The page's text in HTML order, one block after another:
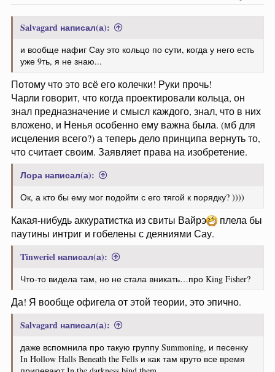
Salvagard написал(а):
и вообще нафиг Сау это кольцо по сути, когда у него есть
уже 9ть, я не знаю...
Потому что это всё его колечки! Руки прочь!
Чарли говорит, что когда проектировали кольца, он
знал предназначение и смысл каждого, знал, что в них
вложено, и Ненья особенно ему важна была. (мб для
исцеления всего?) а теперь дело принципа вернуть то,
что считает своим. Заявляет права на изобретение.
Лора написал(а):
Ок, а кто бы ему мог подойти с его тягой к порядку? ))))
Какая-нибудь аккуратистка из свиты Вайрэ
плела бы
паутины интриг и гобелены с деяниями Сау.
Tinweriel написал(а):
Что-то видела там, но не стала вникать…про King Fisher?
Да! Я вообще офигела от этой теории, это эпично.
Salvagard написал(а):
даже вспомнила про такую группу Summoning, и песенку
In Hollow Halls Beneath the Fells и как там круто все время